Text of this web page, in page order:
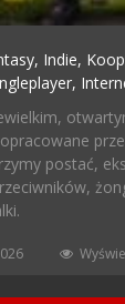
Indie,
postać,